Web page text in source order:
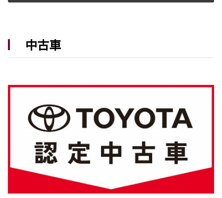
ハイエース ワゴン 一部改良
詳しくはこちら
2026-06-18
ハイエース バンが一部改良となりました。
ハイエース バンは茨城トヨタから。
2026-06-18
ハイエース コミューター 一部改良
中古車